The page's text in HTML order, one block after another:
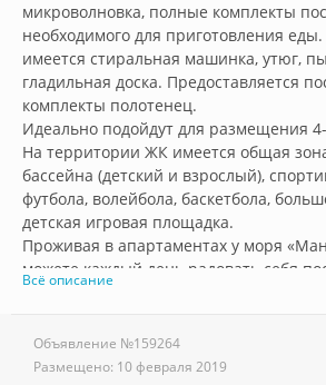
микроволновка, полные комплекты
необходимого для приготовления
имеется стиральная машинка, утюг,
гладильная доска. Предоставляется
комплекты полотенец.
Идеально подойдут для размещения
На территории ЖК имеется общая
бассейна (детский и взрослый),
футбола, волейбола, баскетбола,
детская игровая площадка.
Проживая в апартаментах у моря
можете каждый день радовать себя
пляжа Адлера, который расположен в
зоны центральных пляжей, не
ручьями.
Всё описание
Объявление №159264
Размещено: 10 февраля 2019